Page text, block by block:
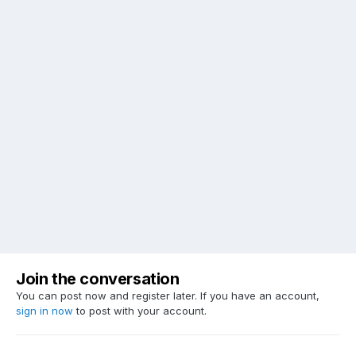
Join the conversation
You can post now and register later. If you have an account,
sign in now to post with your account.